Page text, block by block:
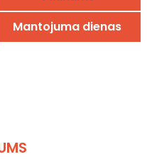
Mantojuma dienas